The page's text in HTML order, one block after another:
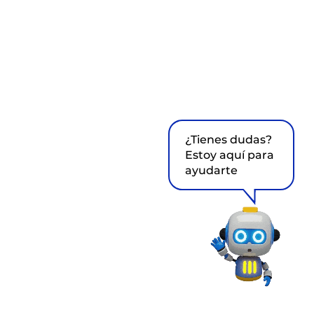
¿Tienes dudas?
Estoy aquí para
ayudarte